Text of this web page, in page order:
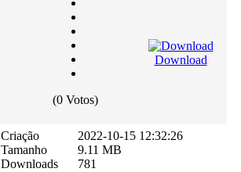
(0 Votos)
Download
Criação
Tamanho
Downloads
2022-10-15 12:32:26
9.11 MB
781